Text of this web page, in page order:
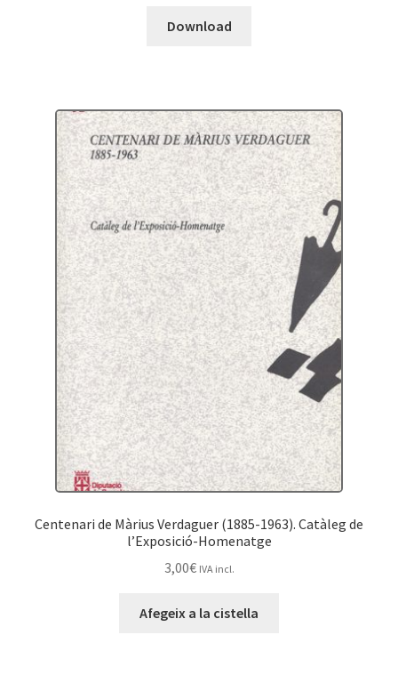
Download
Centenari de Màrius Verdaguer (1885-1963). Catàleg de
l’Exposició-Homenatge
3,00€ IVA incl.
Afegeix a la cistella